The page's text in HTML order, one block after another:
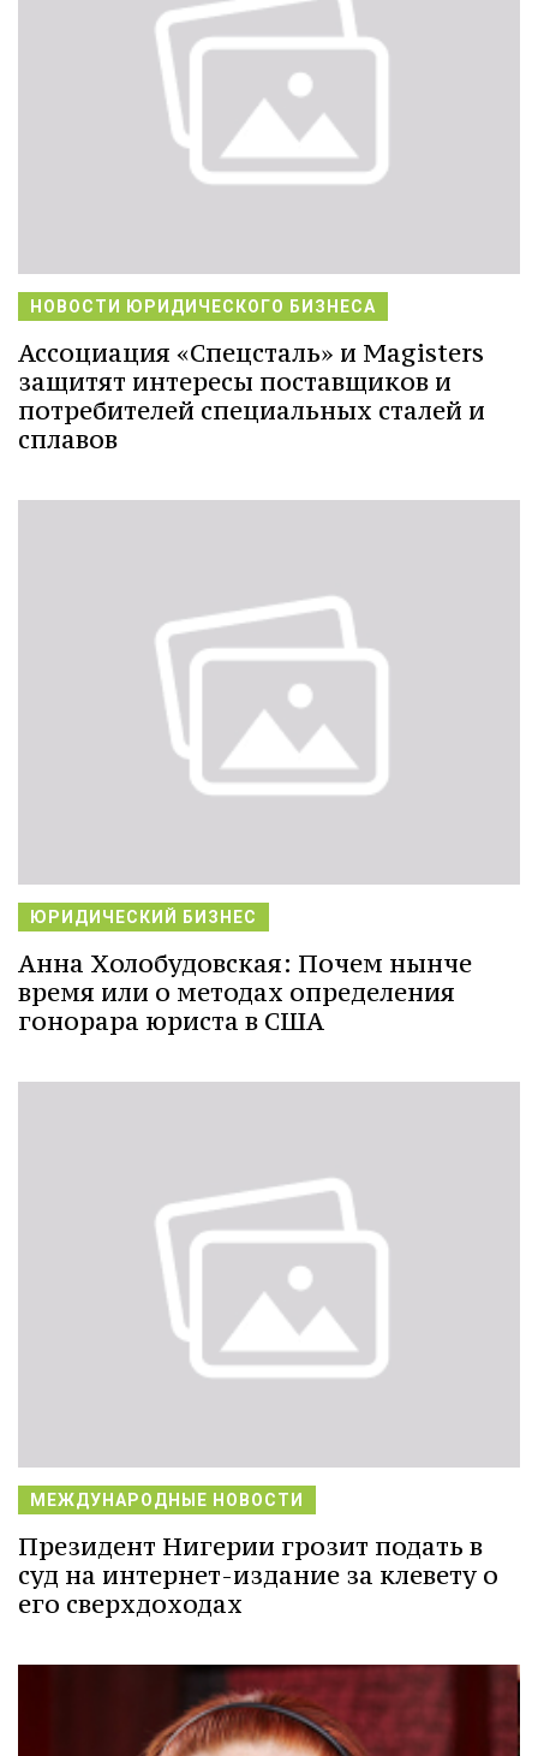
НОВОСТИ ЮРИДИЧЕСКОГО БИЗНЕСА
Ассоциация «Спецсталь» и Magisters
защитят интересы поставщиков и
потребителей специальных сталей и
сплавов
ЮРИДИЧЕСКИЙ БИЗНЕС
Анна Холобудовская: Почем нынче
время или о методах определения
гонорара юриста в США
МЕЖДУНАРОДНЫЕ НОВОСТИ
Президент Нигерии грозит подать в
суд на интернет-издание за клевету о
его сверхдоходах